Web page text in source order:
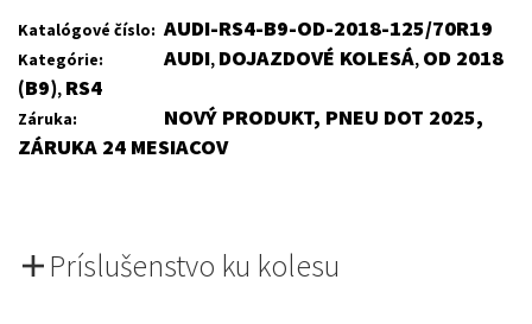
160 €.
140 €.
Katalógové číslo: AUDI-RS4-B9-OD-2018-125/70R19
Kategórie: AUDI, DOJAZDOVÉ KOLESÁ, OD 2018
(B9), RS4
Záruka:
NOVÝ PRODUKT, PNEU DOT 2025,
ZÁRUKA 24 MESIACOV
Príslušenstvo ku kolesu